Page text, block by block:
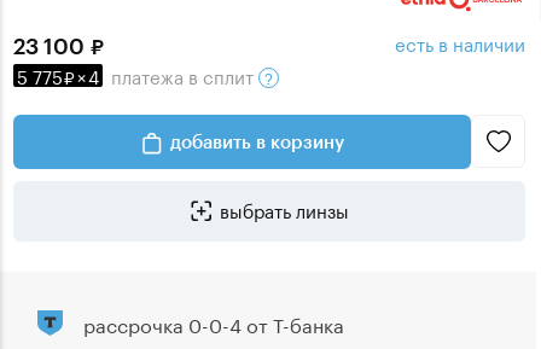
23 100
5 775 ×4 платежа в сплит
есть в наличии
добавить в корзину
выбрать линзы
рассрочка 0-0-4 от Т-банка